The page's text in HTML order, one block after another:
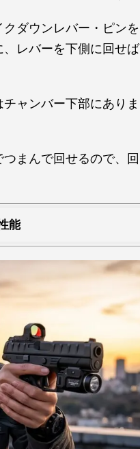
ダウンレバー・ピンを
レバーを下側に回せば
ャンバー下部にありま
まんで回せるので、回
能